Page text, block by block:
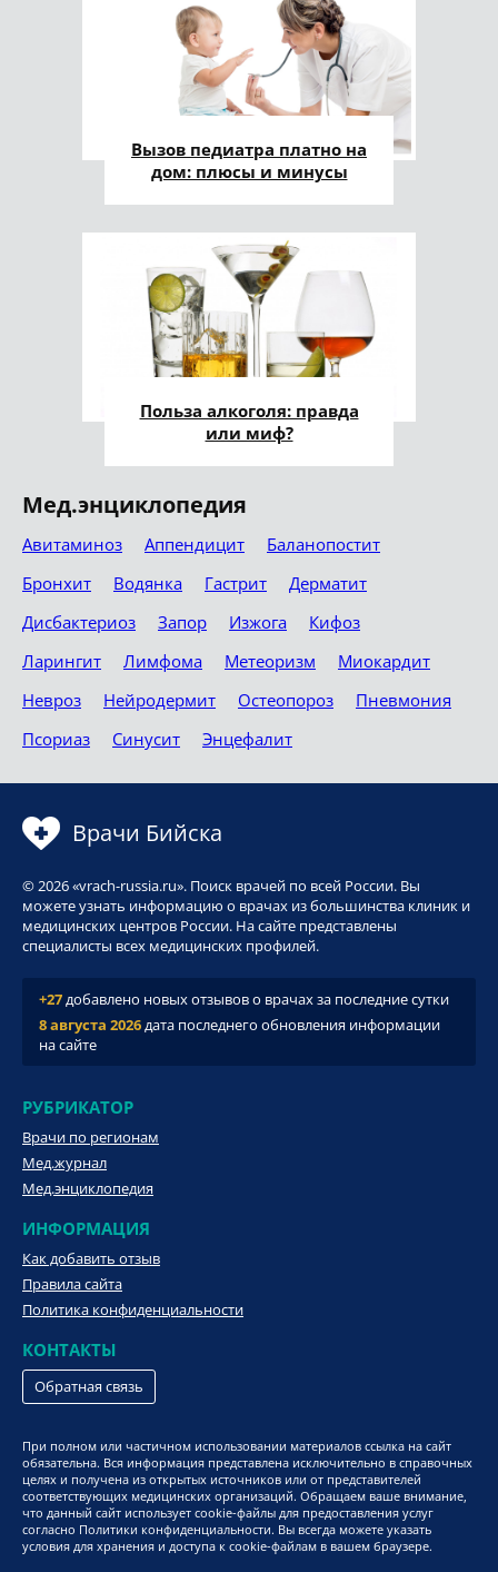
Вызов педиатра платно на
дом: плюсы и минусы
Польза алкоголя: правда
или миф?
Мед.энциклопедия
Авитаминоз Аппендицит
Баланопостит
Бронхит
Водянка Гастрит
Дерматит
Дисбактериоз
Запор Изжога
Кифоз
Ларингит
Лимфома Метеоризм
Миокардит
Невроз
Нейродермит Остеопороз
Пневмония
Псориаз
Синусит Энцефалит
Врачи Бийска
© 2026 «vrach-russia.ru». Поиск врачей по всей России. Вы
можете узнать информацию о врачах из большинства клиник и
медицинских центров России. На сайте представлены
специалисты всех медицинских профилей.
+27добавлено новых отзывов о врачах за последние сутки
8 августа 2026дата последнего обновления информации
на сайте
РУБРИКАТОР
Врачи по регионам
Мед.журнал
Мед.энциклопедия
ИНФОРМАЦИЯ
Как добавить отзыв
Правила сайта
Политика конфиденциальности
КОНТАКТЫ
Обратная связь
При полном или частичном использовании материалов ссылка на сайт
обязательна. Вся информация представлена исключительно в справочных
целях и получена из открытых источников или от представителей
соответствующих медицинских организаций. Обращаем ваше внимание,
что данный сайт использует cookie-файлы для предоставления услуг
согласно Политики конфиденциальности. Вы всегда можете указать
условия для хранения и доступа к cookie-файлам в вашем браузере.